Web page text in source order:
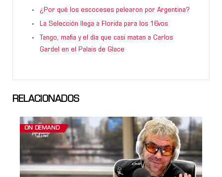
¿Por qué los escoceses pelearon por Argentina?
La Selección llega a Florida para los 16vos
Tango, mafia y el día que casi matan a Carlos
Gardel en el Palais de Glace
RELACIONADOS
ON DEMAND